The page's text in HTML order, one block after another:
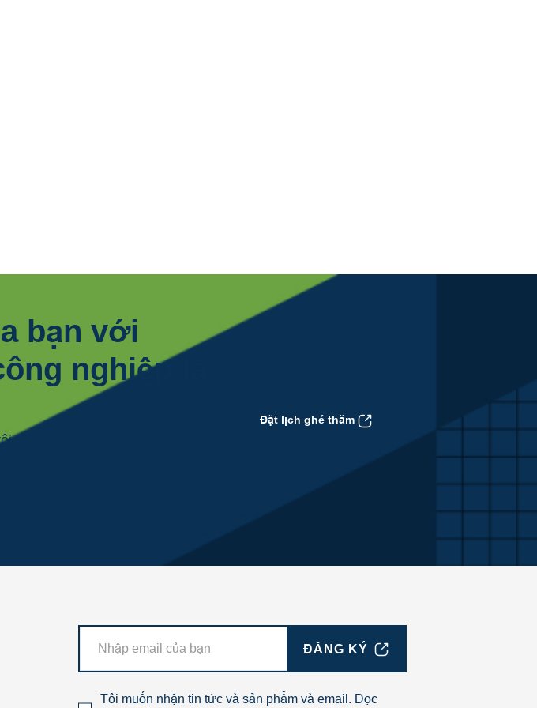
bạn với
nghiệp là
để thăm các địa điểm hoặc lên
tính công nghiệp và khả năng
bắt đầu và thúc đẩy doanh
bạn đồng hành.
Đặt lịch ghé thăm
ĐĂNG KÝ
Tôi muốn nhận tin tức và sản phẩm và email. Đọc